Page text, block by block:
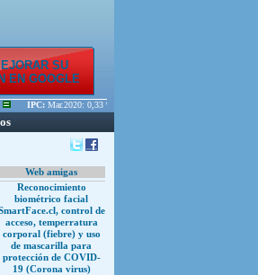
SU
EN GOOGLE
IPC:Mar.2020: 0,33 % Feb.2020: 0,45 % Ene.2020: 0,56 %
Web amigas
Reconocimiento
biométrico facial
control de
acceso, temperratura
corporal (fiebre) y uso
de mascarilla para
protección de COVID-
19 (Corona virus)